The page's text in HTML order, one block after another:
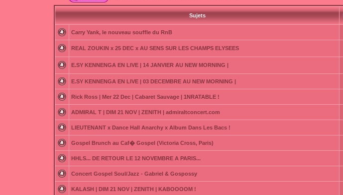
Sujets
Carry Yank, le nouveau souffle du RnB
REAL ZOUKIN x 25 DEC x AU SENS SUR LES CHAMPS ELYSEES
E.SY KENNENGA EN LIVE | 14 JANVIER AU NEW MORNING |
E.SY KENNENGA EN LIVE | 03 DECEMBRE AU NEW MORNING |
Rick Ross | Mer 22 Dec | Cabaret Sauvage | 1NRATABLE !
ADMIRAL T | DIM 21 NOV | ZENITH | admiraltconcert.com
LIEUTENANT x Dance Hall Anarchy x Album Dans Les Bacs !
Gospel Brunch au Caf� Gospel (Victoria Cross, Paris)
HHLS... DE RETOUR LE 12 NOVEMBRE A PARIS...
Concert Gospel Soul/Jazz - Gabriel & Gospossy
KALASH | DIM 21 NOV | ZENITH | KABOOOOM !